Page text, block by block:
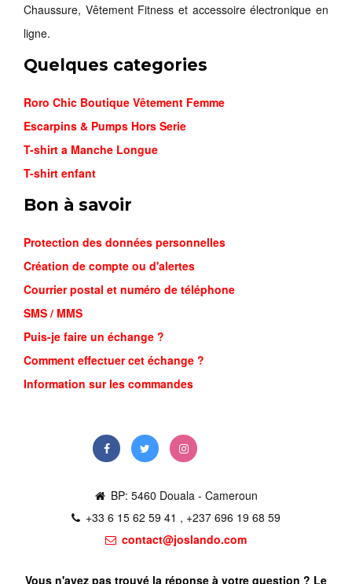
Chaussure, Vêtement Fitness et accessoire électronique en
ligne.
Quelques categories
Roro Chic Boutique Vêtement Femme
Escarpins & Pumps Hors Serie
T-shirt a Manche Longue
T-shirt enfant
Bon à savoir
Protection des données personnelles
Création de compte ou d'alertes
Courrier postal et numéro de téléphone
SMS / MMS
Puis-je faire un échange ?
Comment effectuer cet échange ?
Information sur les commandes
BP: 5460 Douala - Cameroun
+33 6 15 62 59 41 , +237 696 19 68 59
contact@joslando.com
Vous n'avez pas trouvé la réponse à votre question ? Le